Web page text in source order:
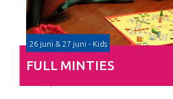
26 juni & 27 juni - Kids
FULL MINTIES